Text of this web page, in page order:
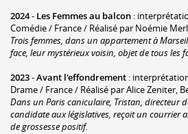
2024- Les Femmes au balcon :
Comédie / France / Réalisé par Noémie
Trois femmes, dans un appartement à
face, leur mystérieux voisin, objet de tous les
2023-Avant l'effondrement :
Drame / France / Réalisé par Alice Zeniter,
Dans un Paris caniculaire, Tristan, directeur
candidate aux législatives, reçoit un courrier
de grossesse positif.